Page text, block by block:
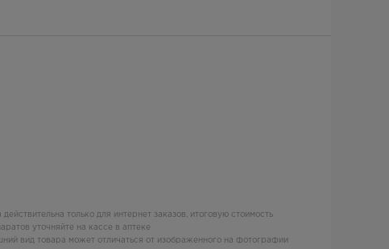
действительна только для интернет заказов, итоговую стоимость
уточняйте на кассе в аптеке
вид товара может отличаться от изображенного на фотографии